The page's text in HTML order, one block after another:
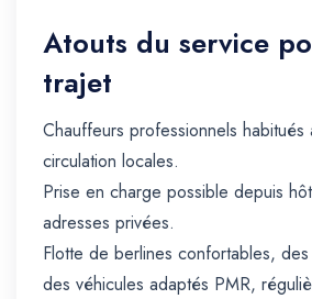
Atouts du service
trajet
Chauffeurs professionnels habitués
circulation locales.
Prise en charge possible depuis
adresses privées.
Flotte de berlines confortables,
des véhicules adaptés PMR,